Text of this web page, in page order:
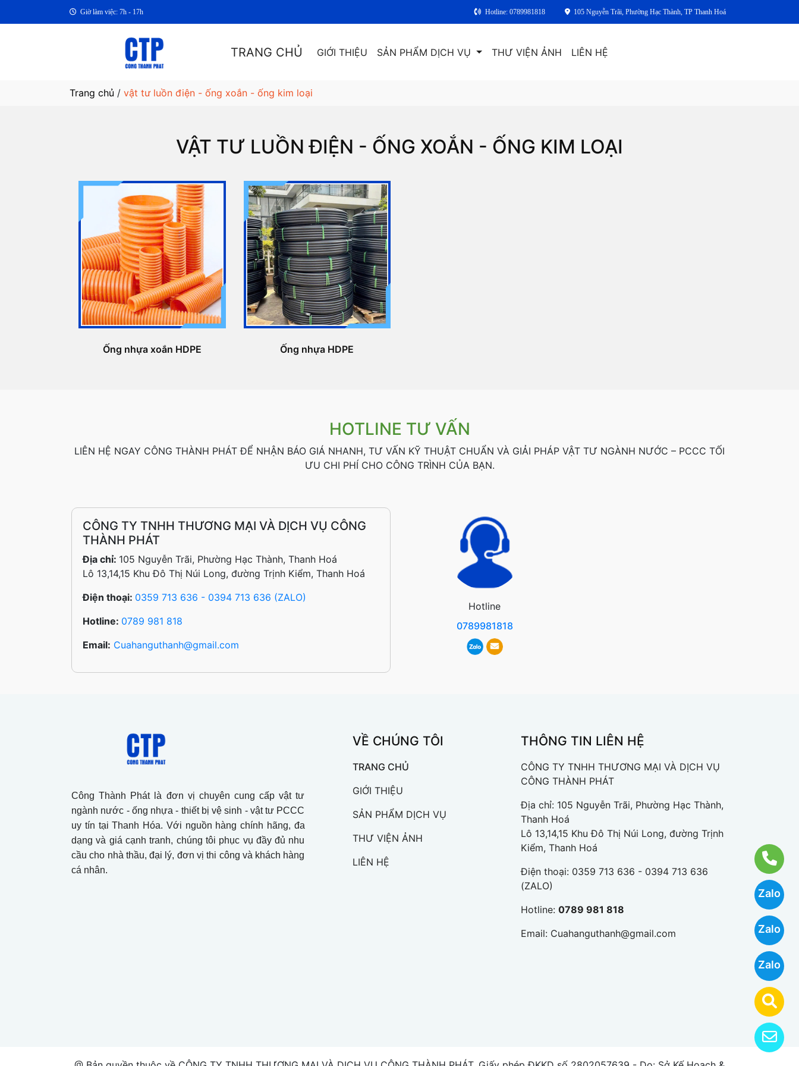
Zalo
Zalo
Zalo
Giờ làm việc: 7h - 17h Hotline: 0789981818 105 Nguyễn Trãi, Phường Hạc Thành, TP Thanh Hoá
TRANG CHỦ GIỚI THIỆU SẢN PHẨM DỊCH VỤ THƯ VIỆN ẢNH LIÊN HỆ
Trang chủ / vật tư luồn điện - ống xoắn - ống kim loại
VẬT TƯ LUỒN ĐIỆN - ỐNG XOẮN - ỐNG KIM LOẠI
Ống nhựa xoắn HDPE Ống nhựa HDPE
HOTLINE TƯ VẤN
LIÊN HỆ NGAY CÔNG THÀNH PHÁT ĐỂ NHẬN BÁO GIÁ NHANH, TƯ VẤN KỸ THUẬT CHUẨN VÀ GIẢI PHÁP VẬT TƯ NGÀNH NƯỚC – PCCC TỐI
ƯU CHI PHÍ CHO CÔNG TRÌNH CỦA BẠN.
CÔNG TY TNHH THƯƠNG MẠI VÀ DỊCH VỤ CÔNG
THÀNH PHÁT
Địa chỉ: 105 Nguyễn Trãi, Phường Hạc Thành, Thanh Hoá
Lô 13,14,15 Khu Đô Thị Núi Long, đường Trịnh Kiểm, Thanh Hoá
Điện thoại: 0359 713 636 - 0394 713 636 (ZALO)
Hotline: 0789 981 818
Email: Cuahanguthanh@gmail.com
Hotline
0789981818
Công Thành Phát là đơn vị chuyên cung cấp vật tư
ngành nước - ống nhựa - thiết bị vệ sinh - vật tư PCCC
uy tín tại Thanh Hóa. Với nguồn hàng chính hãng, đa
dạng và giá cạnh tranh, chúng tôi phục vụ đầy đủ nhu
cầu cho nhà thầu, đại lý, đơn vị thi công và khách hàng
cá nhân.
VỀ CHÚNG TÔI
TRANG CHỦ
GIỚI THIỆU
SẢN PHẨM DỊCH VỤ
THƯ VIỆN ẢNH
LIÊN HỆ
THÔNG TIN LIÊN HỆ
CÔNG TY TNHH THƯƠNG MẠI VÀ DỊCH VỤ
CÔNG THÀNH PHÁT
Địa chỉ: 105 Nguyễn Trãi, Phường Hạc Thành,
Thanh Hoá
Lô 13,14,15 Khu Đô Thị Núi Long, đường Trịnh
Kiểm, Thanh Hoá
Điện thoại: 0359 713 636 - 0394 713 636
(ZALO)
Hotline: 0789 981 818
Email: Cuahanguthanh@gmail.com